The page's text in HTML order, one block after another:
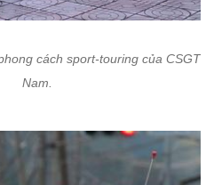
cách sport-touring của CSGT
Nam.